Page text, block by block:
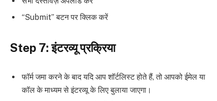
“Submit” बटन पर क्लिक करें
Step 7: इंटरव्यू प्रक्रिया
फॉर्म जमा करने के बाद यदि आप शॉर्टलिस्ट होते हैं, तो आपको ईमेल या
कॉल के माध्यम से इंटरव्यू के लिए बुलाया जाएगा।